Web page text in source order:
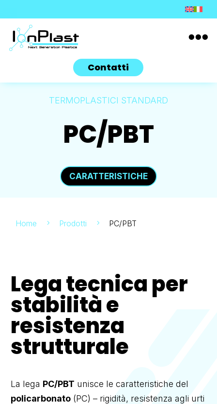

Contatti
TERMOPLASTICI STANDARD
PC/PBT
CARATTERISTICHE
Home 5 Prodotti 5 PC/PBT
Lega tecnica per
stabilità e
resistenza
strutturale
La lega PC/PBT unisce le caratteristiche del
policarbonato (PC) – rigidità, resistenza agli urti